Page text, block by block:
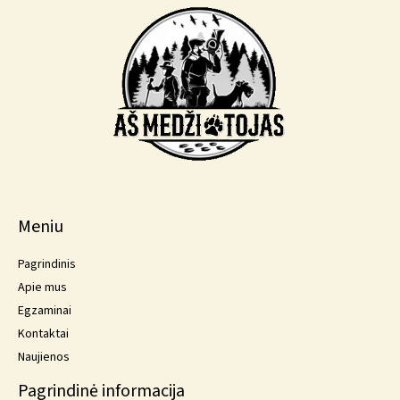
Meniu
Pagrindinis
Apie mus
Egzaminai
Kontaktai
Naujienos
Pagrindinė informacija